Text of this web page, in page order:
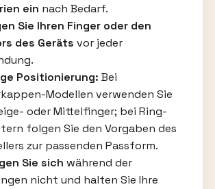
ein nach Bedarf.
Sie Ihren Finger oder den
des Geräts vor jeder
Positionierung: Bei
Modellen verwenden Sie
oder Mittelfinger; bei Ring-
folgen Sie den Vorgaben des
zur passenden Passform.
Sie sich während der
nicht und halten Sie Ihre